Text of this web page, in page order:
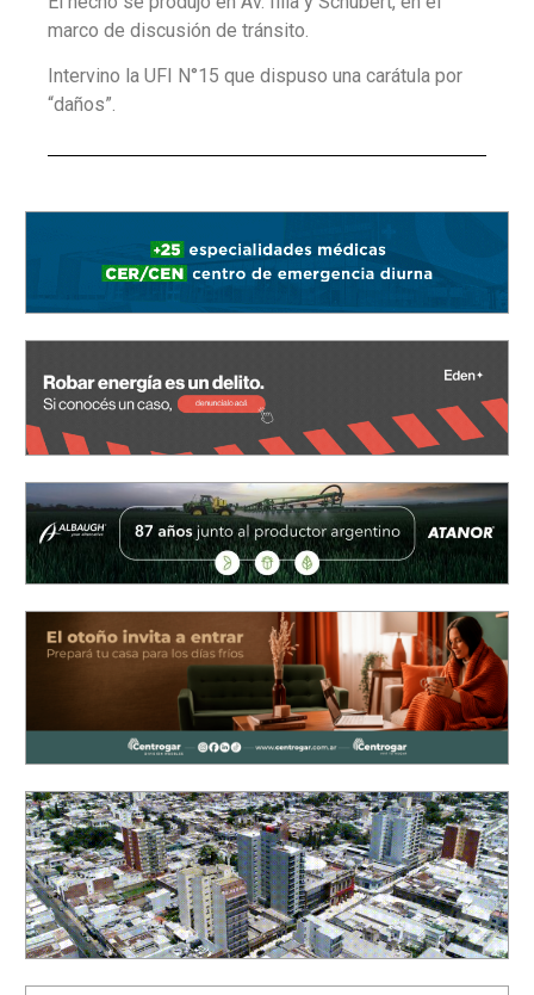
marco de discusión de tránsito.
Intervino la UFI N°15 que dispuso una carátula por
“daños”.